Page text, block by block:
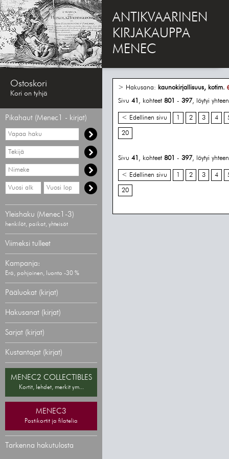
ANTIKVAARINEN
KIRJAKAUPPA
MENEC
Ostoskori
Kori on tyhjä
Pikahaut (Menec1 - kirjat)
Vapaa
haku
Hae
tekijää
Hae
nimekettä
Hae
vähimmäisvuosi
Hae
enimmäisvuosi
Yleishaku (Menec1-3)
henkilöt, paikat, yhteisöt
Viimeksi tulleet
Kampanja:
Erä, pohjoinen, luonto -30 %
Pääluokat (kirjat)
Hakusanat (kirjat)
Sarjat (kirjat)
Kustantajat (kirjat)
MENEC2 COLLECTIBLES
Kortit, lehdet, merkit ym...
MENEC3
Postikortit ja filatelia
Tarkenna hakutulosta
> Hakusana: kaunokirjallisuus, kotim.
Sivu 41 , kohteet 801 - 397, löytyi
< Edellinen sivu 1 2 3 4
20
Sivu 41 , kohteet 801 - 397, löytyi
< Edellinen sivu 1 2 3 4
20